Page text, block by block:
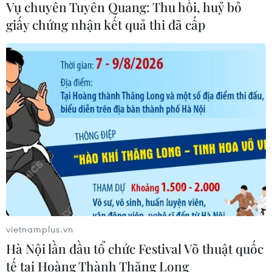
yen mạnh lên và số liệu việc làm Mỹ
Lãi suất ngân hàng ngày 6/8: Kỳ hạn
3 tháng đang được mức lãi suất tối đa
06/08/2026 00:06
Mỹ phát tín hiệu ủng hộ ổn định
đồng won của Hàn Quốc
05/08/2026 23:26
Mỹ hoàn trả khoảng 100 tỷ USD thuế
Vụ chuyên Tuyên Quang: Thu hồi, huỷ bỏ
giấy chứng nhận kết quả thi đã cấp
vietnamplus.vn
Hà Nội lần đầu tổ chức Festival Võ thuật quốc
tế tại Hoàng Thành Thăng Long